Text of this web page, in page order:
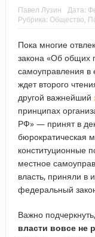
Павел Лузин Дата:
Рубрика: Общество
Пока многие
закона «Об общих
самоуправления в
ждет второго
другой важнейший
принципах
РФ» — принят в
бюрократическая
конституционные
местное
власть, приняли в
федеральный
Важно
власти вовсе не